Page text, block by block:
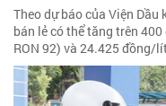
Theo dự báo của Viện
bán lẻ có thể tăng trên
RON 92) và 24.425 đồng/